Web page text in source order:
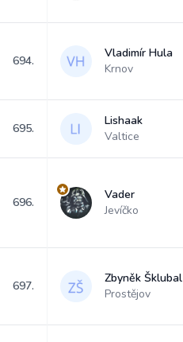
694.
Vladimír Hula
Krnov
695.
Lishaak
Valtice
696.
Vader
Jevíčko
697.
Zbyněk Šklubal
Prostějov